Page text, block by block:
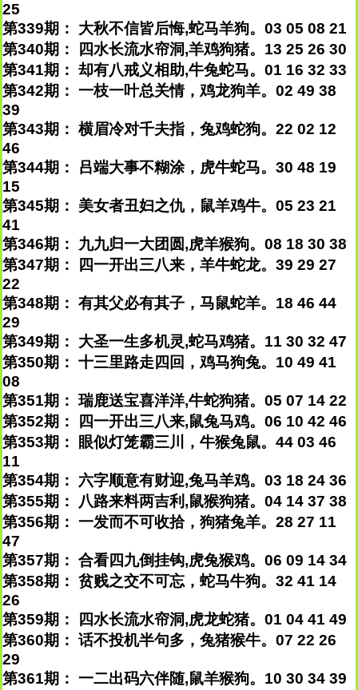
25
第339期： 大秋不信皆后悔,蛇马羊狗。03 05 08 21
第340期： 四水长流水帘洞,羊鸡狗猪。13 25 26 30
第341期： 却有八戒义相助,牛兔蛇马。01 16 32 33
第342期： 一枝一叶总关情，鸡龙狗羊。02 49 38
39
第343期： 横眉冷对千夫指，兔鸡蛇狗。22 02 12
46
第344期： 吕端大事不糊涂，虎牛蛇马。30 48 19
15
第345期： 美女者丑妇之仇，鼠羊鸡牛。05 23 21
41
第346期： 九九归一大团圆,虎羊猴狗。08 18 30 38
第347期： 四一开出三八来，羊牛蛇龙。39 29 27
22
第348期： 有其父必有其子，马鼠蛇羊。18 46 44
29
第349期： 大圣一生多机灵,蛇马鸡猪。11 30 32 47
第350期： 十三里路走四回，鸡马狗兔。10 49 41
08
第351期： 瑞鹿送宝喜洋洋,牛蛇狗猪。05 07 14 22
第352期： 四一开出三八来,鼠兔马鸡。06 10 42 46
第353期： 眼似灯笼霸三川，牛猴兔鼠。44 03 46
11
第354期： 六字顺意有财迎,兔马羊鸡。03 18 24 36
第355期： 八路来料两吉利,鼠猴狗猪。04 14 37 38
第356期： 一发而不可收拾，狗猪兔羊。28 27 11
47
第357期： 合看四九倒挂钩,虎兔猴鸡。06 09 14 34
第358期： 贫贱之交不可忘，蛇马牛狗。32 41 14
26
第359期： 四水长流水帘洞,虎龙蛇猪。01 04 41 49
第360期： 话不投机半句多，兔猪猴牛。07 22 26
29
第361期： 一二出码六伴随,鼠羊猴狗。10 30 34 39